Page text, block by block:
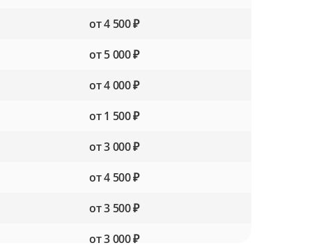
от 4 500 ₽
от 5 000 ₽
от 4 000 ₽
от 1 500 ₽
от 3 000 ₽
от 4 500 ₽
от 3 500 ₽
от 3 000 ₽